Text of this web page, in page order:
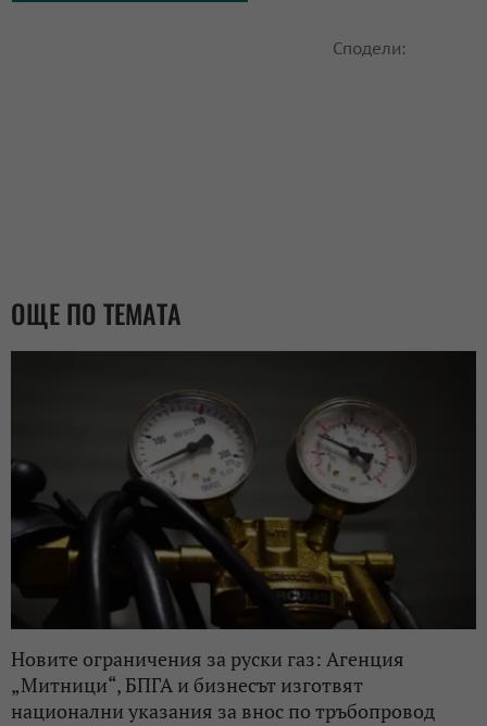
Сподели:
ОЩЕ ПО ТЕМАТА
Новите ограничения за руски газ: Агенция
„Митници“, БПГА и бизнесът изготвят
национални указания за внос по тръбопровод